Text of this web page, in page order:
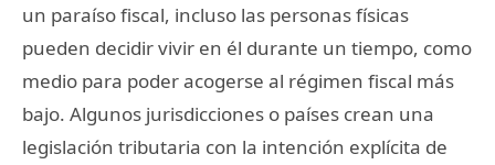
un paraíso fiscal, incluso las personas físicas
pueden decidir vivir en él durante un tiempo, como
medio para poder acogerse al régimen fiscal más
bajo. Algunos jurisdicciones o países crean una
legislación tributaria con la intención explícita de